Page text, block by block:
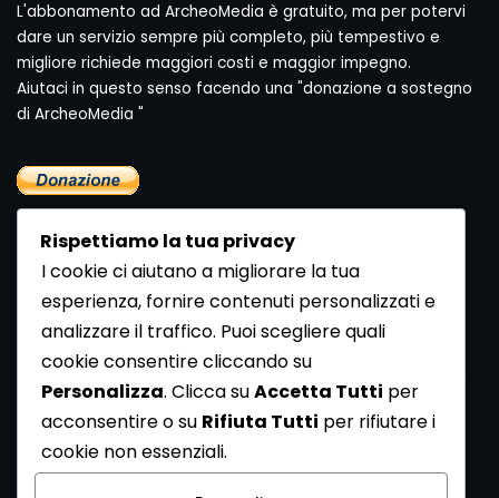
L'abbonamento ad ArcheoMedia è gratuito, ma per potervi
dare un servizio sempre più completo, più tempestivo e
migliore richiede maggiori costi e maggior impegno.
Aiutaci in questo senso facendo una "donazione a sostegno
di ArcheoMedia "
Newsletter
Se vuoi ricevere la Rivista gratuita di archeologia realizzata
dalla Redazione di ArcheoMedia iscriviti alla nostra
Newsletter [Clicca Qui]
Con l'invio del messaggio l'utente dichiara di aver letto
Rispettiamo la tua privacy
I cookie ci aiutano a migliorare la tua
esperienza, fornire contenuti personalizzati e
analizzare il traffico. Puoi scegliere quali
cookie consentire cliccando su
Personalizza. Clicca suAccetta Tutti per
acconsentire o su Rifiuta Tutti per rifiutare i
cookie non essenziali.